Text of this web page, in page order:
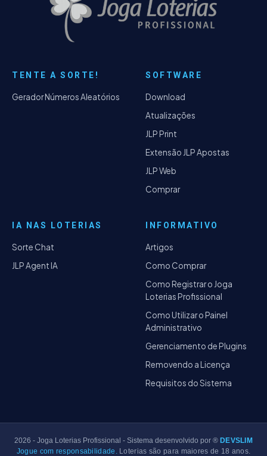
TENTE A SORTE!
Gerador Números Aleatórios
SOFTWARE
Download
Atualizações
JLP Print
Extensão JLP Apostas
JLP Web
Comprar
IA NAS LOTERIAS
Sorte Chat
JLP Agent IA
INFORMATIVO
Artigos
Como Comprar
Como Registrar o Joga
Loterias Profissional
Como Utilizar o Painel
Administrativo
Gerenciamento de Plugins
Removendo a Licença
Requisitos do Sistema
2026 - Joga Loterias Profissional - Sistema desenvolvido por ® DEVSLIM
Jogue com responsabilidade. Loterias são para maiores de 18 anos.